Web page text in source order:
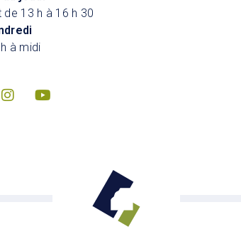
de 13 h à 16 h 30
à midi